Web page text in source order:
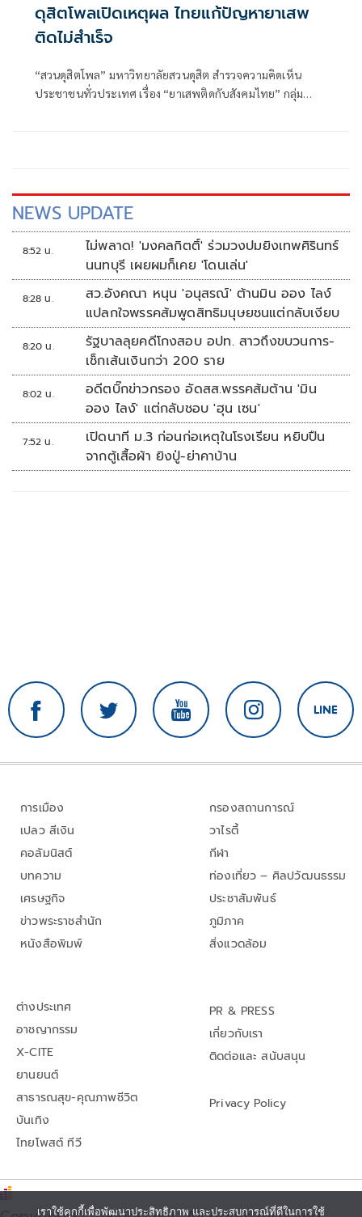
ดุสิตโพลเปิดเหตุผล ไทยแก้ปัญหายาเสพ
ติดไม่สำเร็จ
“สวนดุสิตโพล” มหาวิทยาลัยสวนดุสิต สำรวจความคิดเห็น
ประชาชนทั่วประเทศ เรื่อง “ยาเสพติดกับสังคมไทย” กลุ่ม
NEWS UPDATE
8:52 น.
ไม่พลาด! 'มงคลกิตติ์' ร่วมวงปมยิงเทพศิรินทร์
นนทบุรี เผยผมก็เคย 'โดนเล่น'
8:28 น.
สว.อังคณา หนุน 'อนุสรณ์' ต้านมิน ออง ไลง์
แปลกใจพรรคส้มพูดสิทธิมนุษยชนแต่กลับเงียบ
8:20 น.
รัฐบาลลุยคดีโกงสอบ อปท. สาวถึงขบวนการ-
เช็กเส้นเงินกว่า 200 ราย
8:02 น.
อดีตบิ๊กข่าวกรอง อัดสส.พรรคส้มต้าน 'มิน
ออง ไลง์' แต่กลับชอบ 'ฮุน เซน'
7:52 น.
เปิดนาที ม.3 ก่อนก่อเหตุในโรงเรียน หยิบปืน
จากตู้เสื้อผ้า ยิงปู่-ย่าคาบ้าน
การเมือง
เปลว สีเงิน
คอลัมนิสต์
บทความ
เศรษฐกิจ
ข่าวพระราชสำนัก
หนังสือพิมพ์
กรองสถานการณ์
วาไรตี้
กีฬา
ท่องเที่ยว – ศิลปวัฒนธรรม
ประชาสัมพันธ์
ภูมิภาค
สิ่งแวดล้อม
ต่างประเทศ
อาชญากรรม
X-CITE
ยานยนต์
สาธารณสุข-คุณภาพชีวิต
บันเทิง
ไทยโพสต์ ทีวี
PR & PRESS
เกี่ยวกับเรา
ติดต่อและ สนับสนุน
Privacy Policy
เราใช้คุกกี้เพื่อพัฒนาประสิทธิภาพ และประสบการณ์ที่ดีในการใช้